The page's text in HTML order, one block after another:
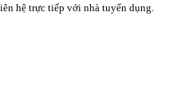
hệ trực tiếp với nhà tuyển dụng.